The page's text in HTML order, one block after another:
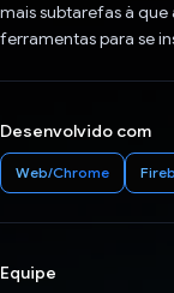
mais subtarefas à
ferramentas para se
Desenvolvido com
Web/Chrome
Equipe